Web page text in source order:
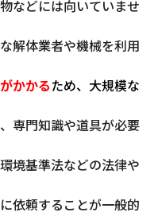
などには向いていませ
解体業者や機械を利用
かかるため、大規模な
専門知識や道具が必要
境基準法などの法律や
依頼することが一般的